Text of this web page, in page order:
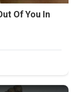
Of You In